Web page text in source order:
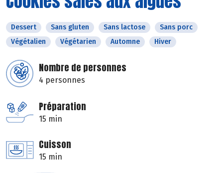
Dessert Sans gluten Sans lactose
Sans porc
Végétalien
Végétarien Automne Hiver
Nombre de personnes
4 personnes
Préparation
15 min
Cuisson
15 min